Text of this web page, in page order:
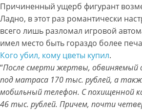
Причиненный ущерб фигурант
Ладно, в этот раз романтически
всего лишь разломал игровой
имел место быть гораздо более
Кого убил, кому цветы купил.
“После смерти жертвы, обвиняемый
под матраса 170 тыс. рублей, а
мобильный телефон. С похищенной
46 тыс. рублей. Причем, почти